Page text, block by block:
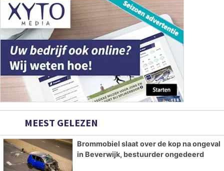
MEEST GELEZEN
Brommobiel slaat over de kop na ongeval
in Beverwijk, bestuurder ongedeerd